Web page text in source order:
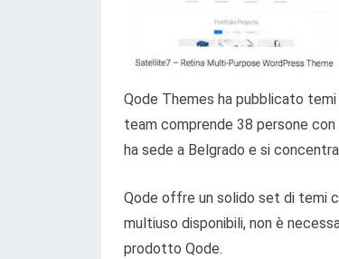
Qode Themes ha pubblicato temi
team comprende 38 persone
ha sede a Belgrado e si
Qode offre un solido set di temi
multiuso disponibili, non è
prodotto Qode.